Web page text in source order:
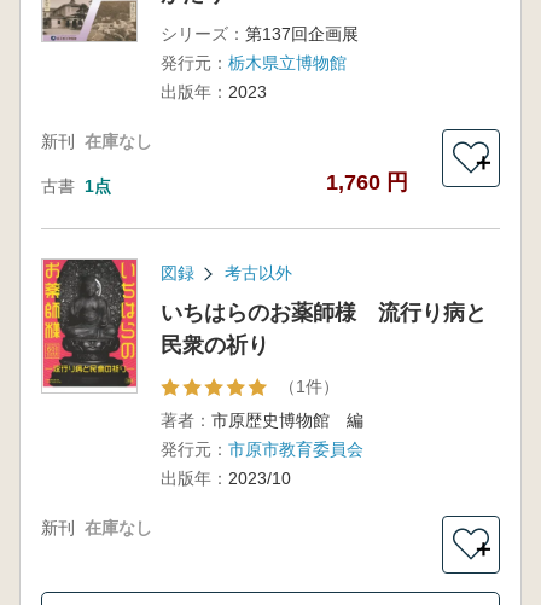
シリーズ： 第137回企画展
発行元： 栃木県立博物館
出版年： 2023
新刊 在庫なし
古書 1点 1,760 円
＋
図録 考古以外
いちはらのお薬師様 流行り病と
民衆の祈り
（1件）
著者： 市原歴史博物館 編
発行元： 市原市教育委員会
出版年： 2023/10
新刊 在庫なし
＋